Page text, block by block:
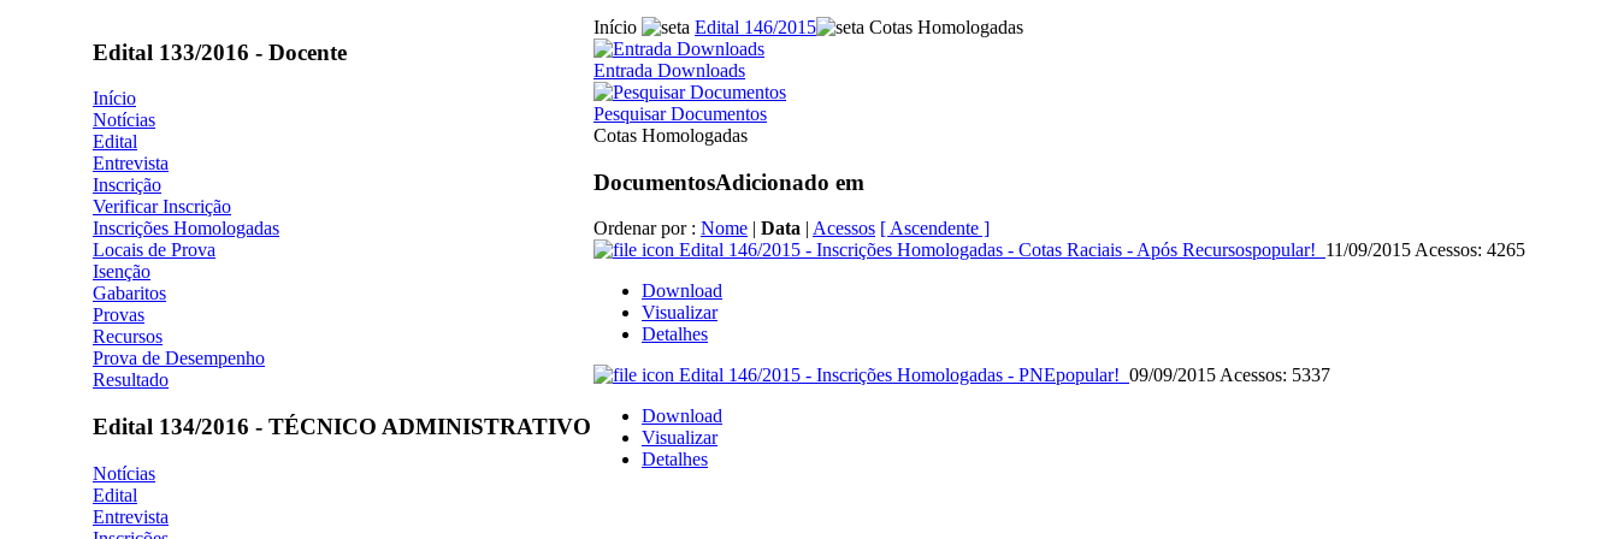
Edital 133/2016 - Docente
Início
Notícias
Edital
Entrevista
Inscrição
Verificar Inscrição
Inscrições Homologadas
Locais de Prova
Isenção
Gabaritos
Provas
Recursos
Prova de Desempenho
Resultado
Edital 134/2016 - TÉCNICO ADMINISTRATIVO
Notícias
Edital
Entrevista
Início Edital 146/2015 Cotas Homologadas
Entrada Downloads
Pesquisar Documentos
Cotas Homologadas
DocumentosAdicionado em
Ordenar por : Nome | Data | Acessos [ Ascendente ]
Edital 146/2015 - Inscrições Homologadas - Cotas Raciais - Após Recursospopular! 11/09/2015Acessos: 4265
Download
Visualizar
Detalhes
Edital 146/2015 - Inscrições Homologadas - PNEpopular! 09/09/2015Acessos: 5337
Download
Visualizar
Detalhes